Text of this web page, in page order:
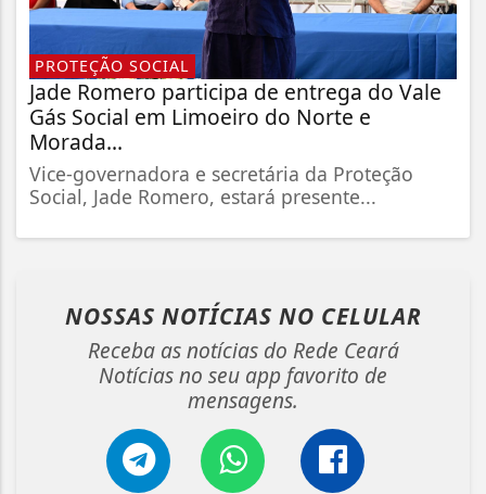
PROTEÇÃO SOCIAL
Jade Romero participa de entrega do Vale
Gás Social em Limoeiro do Norte e
Morada...
Vice-governadora e secretária da Proteção
Social, Jade Romero, estará presente...
NOSSAS NOTÍCIAS NO CELULAR
Receba as notícias do Rede Ceará
Notícias no seu app favorito de
mensagens.